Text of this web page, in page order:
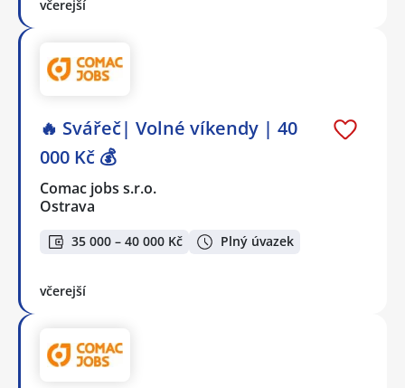
včerejší
🔥 Svářeč| Volné víkendy | 40
000 Kč 💰
Comac jobs s.r.o.
Ostrava
35 000 – 40 000 Kč Plný úvazek
včerejší